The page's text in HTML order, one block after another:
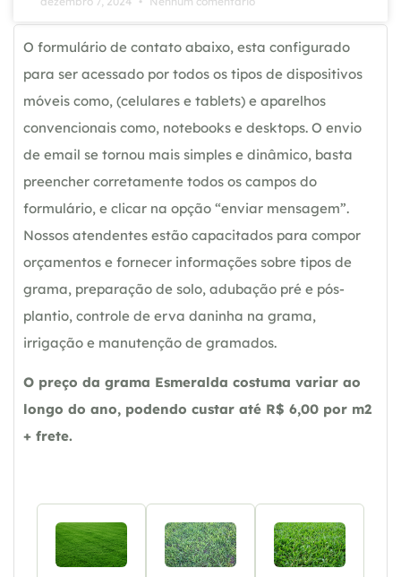
O formulário de contato abaixo, esta configurado
para ser acessado por todos os tipos de dispositivos
móveis como, (celulares e tablets) e aparelhos
convencionais como, notebooks e desktops. O envio
de email se tornou mais simples e dinâmico, basta
preencher corretamente todos os campos do
formulário, e clicar na opção “enviar mensagem”.
Nossos atendentes estão capacitados para compor
orçamentos e fornecer informações sobre tipos de
grama, preparação de solo, adubação pré e pós-
plantio, controle de erva daninha na grama,
irrigação e manutenção de gramados.
O preço da grama Esmeralda costuma variar ao
longo do ano, podendo custar até R$ 6,00 por m2
+ frete.